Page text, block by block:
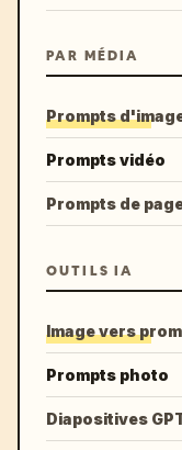
PAR MÉDIA
Prompts
Prompts vidéo
Prompts de
OUTILS IA
Image vers
Prompts photo
Diapositives